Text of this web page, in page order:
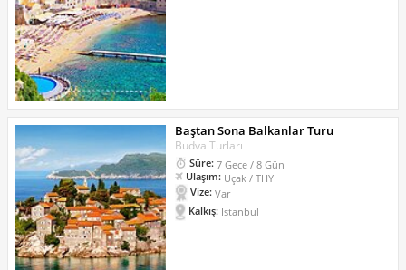
Baştan Sona Balkanlar Turu
Budva Turları
Süre: 7 Gece / 8 Gün
Ulaşım: Uçak / THY
Vize: Var
Kalkış: İstanbul